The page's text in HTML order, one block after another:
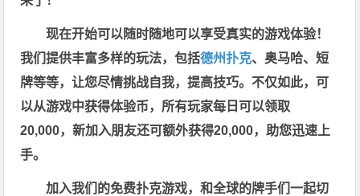
现在开始可以随时随地可以享受真实的游戏体验！
我们提供丰富多样的玩法，包括德州扑克、奥马哈、短
牌等等，让您尽情挑战自我，提高技巧。不仅如此， 可
以从游戏中获得体验币，所有玩家每日可以领取
20,000，新加入朋友还可额外获得20,000，助您迅速上
手。
加入我们的免费扑克游戏，和全球的牌手们一起切